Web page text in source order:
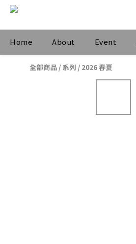
Home About Event
全部商品 / 系列 / 2026 春夏